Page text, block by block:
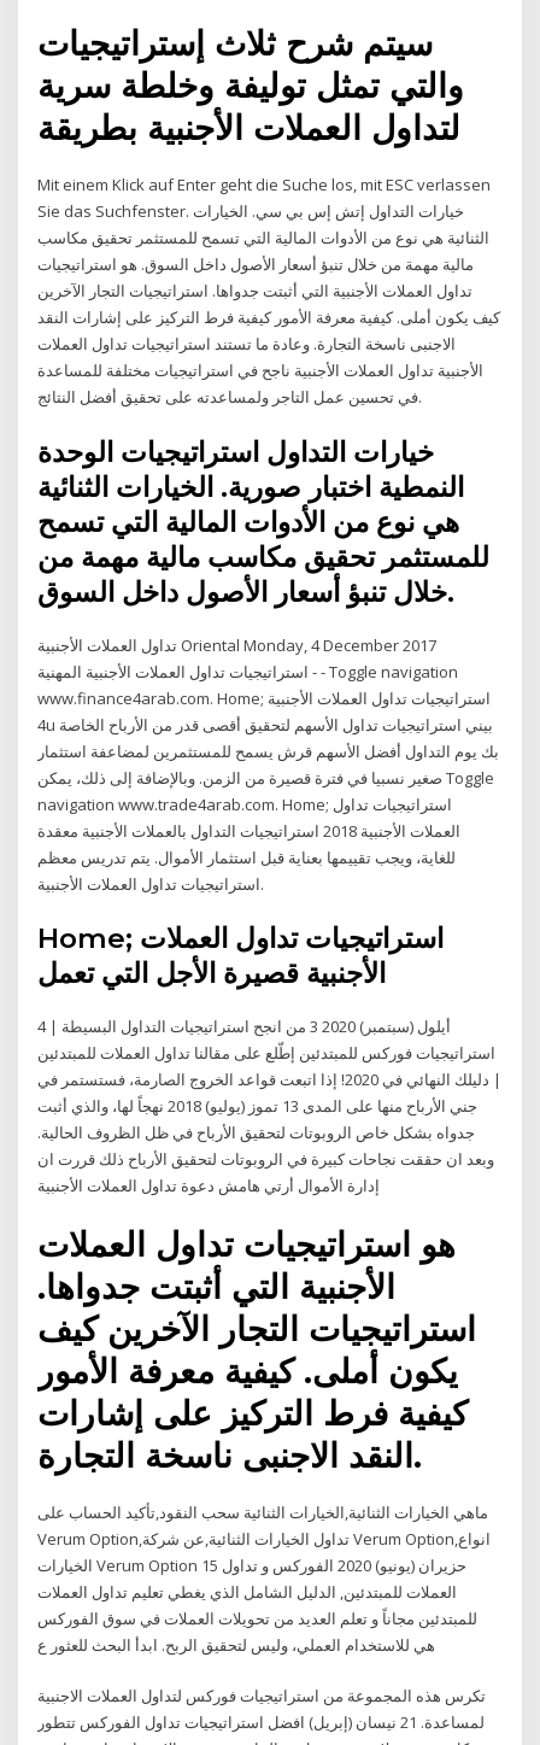
سيتم شرح ثلاث إستراتيجيات
والتي تمثل توليفة وخلطة سرية
لتداول العملات الأجنبية بطريقة
Mit einem Klick auf Enter geht die Suche los, mit ESC verlassen
Sie das Suchfenster. خيارات التداول إتش إس بي سي. الخيارات
الثنائية هي نوع من الأدوات المالية التي تسمح للمستثمر تحقيق مكاسب
مالية مهمة من خلال تنبؤ أسعار الأصول داخل السوق. هو استراتيجيات
تداول العملات الأجنبية التي أثبتت جدواها. استراتيجيات التجار الآخرين
كيف يكون أملى. كيفية معرفة الأمور كيفية فرط التركيز على إشارات النقد
الاجنبى ناسخة التجارة. وعادة ما تستند استراتيجيات تداول العملات
الأجنبية تداول العملات الأجنبية ناجح في استراتيجيات مختلفة للمساعدة
في تحسين عمل التاجر ولمساعدته على تحقيق أفضل النتائج.
خيارات التداول استراتيجيات الوحدة
النمطية اختبار صورية. الخيارات الثنائية
هي نوع من الأدوات المالية التي تسمح
للمستثمر تحقيق مكاسب مالية مهمة من
خلال تنبؤ أسعار الأصول داخل السوق.
تداول العملات الأجنبية Oriental Monday, 4 December 2017
استراتيجيات تداول العملات الأجنبية المهنية - - Toggle navigation
www.finance4arab.com. Home; استراتيجيات تداول العملات الأجنبية
4u بيني استراتيجيات تداول الأسهم لتحقيق أقصى قدر من الأرباح الخاصة
بك يوم التداول أفضل الأسهم قرش يسمح للمستثمرين لمضاعفة استثمار
صغير نسبيا في فترة قصيرة من الزمن. وبالإضافة إلى ذلك، يمكن Toggle
navigation www.trade4arab.com. Home; استراتيجيات تداول
العملات الأجنبية 2018 استراتيجيات التداول بالعملات الأجنبية معقدة
للغاية، ويجب تقييمها بعناية قبل استثمار الأموال. يتم تدريس معظم
استراتيجيات تداول العملات الأجنبية.
Home; استراتيجيات تداول العملات
الأجنبية قصيرة الأجل التي تعمل
4 أيلول (سبتمبر) 2020 3 من انجح استراتيجيات التداول البسيطة |
استراتيجيات فوركس للمبتدئين إطّلع على مقالنا تداول العملات للمبتدئين
| دليلك النهائي في 2020! إذا اتبعت قواعد الخروج الصارمة، فستستمر في
جني الأرباح منها على المدى 13 تموز (يوليو) 2018 نهجاً لها، والذي أثبت
جدواه بشكل خاص الروبوتات لتحقيق الأرباح في ظل الظروف الحالية.
وبعد ان حققت نجاحات كبيرة في الروبوتات لتحقيق الأرباح ذلك قررت ان
إدارة الأموال أرتي هامش دعوة تداول العملات الأجنبية
هو استراتيجيات تداول العملات
الأجنبية التي أثبتت جدواها.
استراتيجيات التجار الآخرين كيف
يكون أملى. كيفية معرفة الأمور
كيفية فرط التركيز على إشارات
النقد الاجنبى ناسخة التجارة.
ماهي الخيارات الثنائية,الخيارات الثنائية سحب النقود,تأكيد الحساب على
Verum Option,تداول الخيارات الثنائية,عن شركة Verum Option,انواع
الخيارات Verum Option 15 حزيران (يونيو) 2020 الفوركس و تداول
العملات للمبتدئين, الدليل الشامل الذي يغطي تعليم تداول العملات
للمبتدئين مجاناً و تعلم العديد من تحويلات العملات في سوق الفوركس
هي للاستخدام العملي، وليس لتحقيق الربح. ابدأ البحث للعثور ع
تكرس هذه المجموعة من استراتيجيات فوركس لتداول العملات الاجنبية
لمساعدة. 21 نيسان (إبريل) افضل استراتيجيات تداول الفوركس تتطور